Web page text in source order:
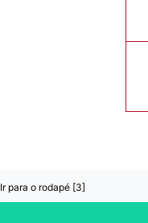
Ir para o rodapé [3]